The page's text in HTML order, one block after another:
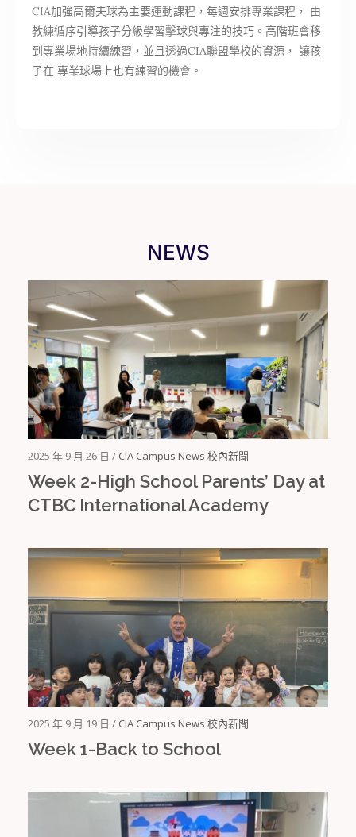
CIA加強高爾夫球為主要運動課程，每週安排專業課程， 由
教練循序引導孩子分級學習擊球與專注的技巧。高階班會移
到專業場地持續練習，並且透過CIA聯盟學校的資源， 讓孩
子在 專業球場上也有練習的機會。
NEWS
2025 年 9 月 26 日 / CIA Campus News 校內新聞
Week 2-High School Parents’ Day at
CTBC International Academy
2025 年 9 月 19 日 / CIA Campus News 校內新聞
Week 1-Back to School